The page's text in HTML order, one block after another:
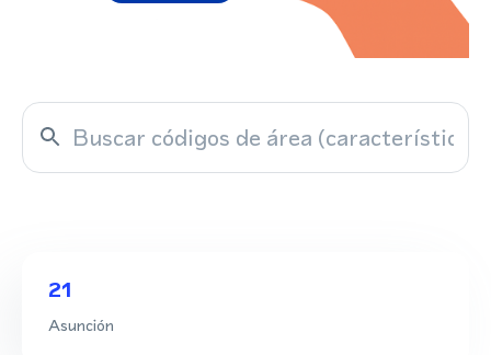
21
Asunción